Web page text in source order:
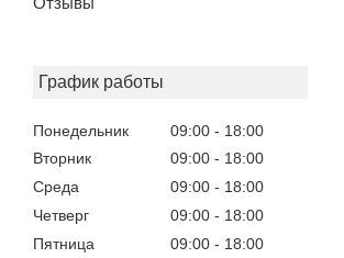
График работы
Понедельник 09:00
18:00
Вторник
09:00
18:00
Среда
09:00
18:00
Четверг
09:00
18:00
Пятница
09:00
18:00